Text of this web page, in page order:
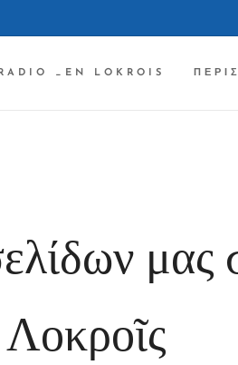
_EN LOKROIS
μας